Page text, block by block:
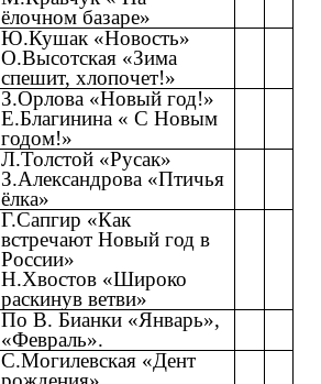
ёлочном базаре»
Ю.Кушак «Новость»
О.Высотская «Зима
спешит, хлопочет!»
З.Орлова «Новый год!»
Е.Благинина « С Новым
годом!»
Л.Толстой «Русак»
З.Александрова «Птичья
ёлка»
Г.Сапгир «Как
встречают Новый год в
России»
Н.Хвостов «Широко
раскинув ветви»
По В. Бианки «Январь»,
«Февраль».
С.Могилевская «Дент